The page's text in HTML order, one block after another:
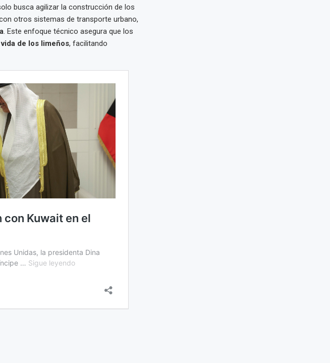
busca agilizar la construcción de los
otros sistemas de transporte urbano,
. Este enfoque técnico asegura que los
de los limeños, facilitando